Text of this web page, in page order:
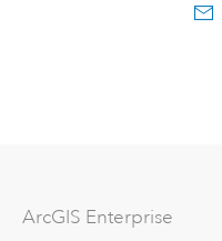
ArcGIS Enterprise